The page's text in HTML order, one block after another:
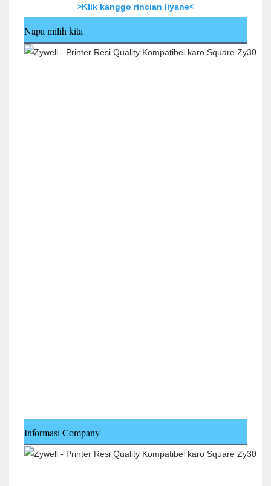
>Klik kanggo rincian liyane<
Napa milih kita
Informasi Company